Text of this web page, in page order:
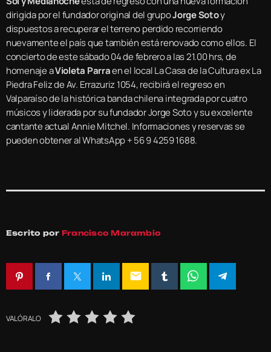
dirigida por el fundador original del grupoJorge Sotoy
dispuestos a recuperar el terreno perdido recorriendo
nuevamente el país que también está renovado como ellos. El
concierto de este sábado 04 de febrero a las 21.00 hrs, de
homenaje aVioleta Parraen el local La Casa de la Cultura ex La
Piedra Feliz de Av. Errazuriz 1054, recibirá el regreso en
Valparaíso de la histórica banda chilena integrada por cuatro
músicos yliderada por su fundador Jorge Soto y su excelente
cantante actual Annie Mitchel. Informaciones y reservas se
pueden obtener al WhatsApp + 56 9 4259 1688.
Escrito por Francisco Marambio
email
VALÓRALO